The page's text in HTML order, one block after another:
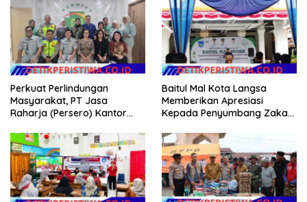
Perkuat Perlindungan
Masyarakat, PT Jasa
Raharja (Persero) Kantor
Sinergi Lintas Instansi
Baitul Mal Kota Langsa
Memberikan Apresiasi
Kepada Penyumbang Zakat
Award 2026